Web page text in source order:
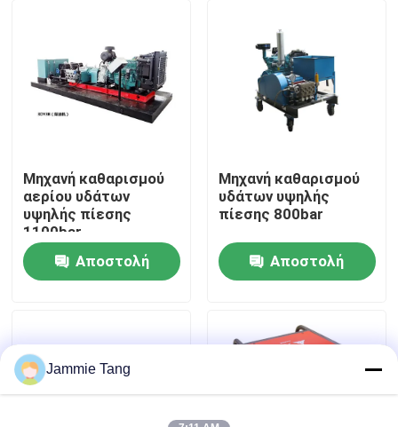
Επισκεψή εργοστασίου
Επικοινωνήστε μαζί μας
Ειδήσεις
Βιομηχανικά υψηλά πλυντήρια
Βιομηχανικοί υψηλοί καθαριστές
Μηχανή καθαρισμού
αερίου υδάτων
υψηλής πίεσης
1100bar
Αποστολή
Μηχανή καθαρισμού
υδάτων υψηλής
πίεσης 800bar
Αποστολή
Jammie Tang